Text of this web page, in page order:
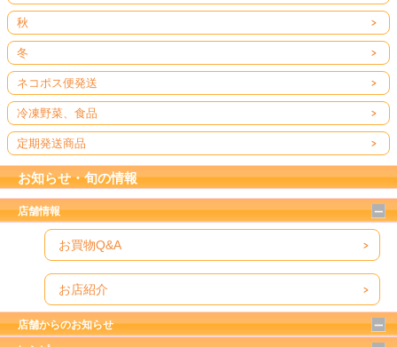
秋
冬
ネコポス便発送
冷凍野菜、食品
定期発送商品
お知らせ・旬の情報
店舗情報
お買物Q&A
お店紹介
店舗からのお知らせ